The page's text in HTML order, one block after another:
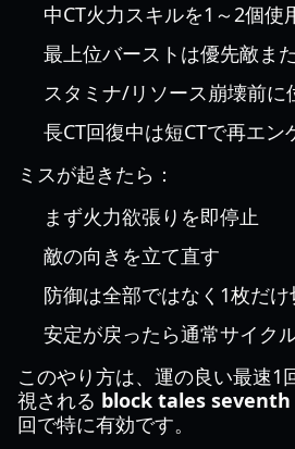
中CT火力スキルを1～2個使
最上位バーストは優先敵ま
スタミナ/リソース崩壊前に
長CT回復中は短CTで再エン
ミスが起きたら：
まず火力欲張りを即停止
敵の向きを立て直す
防御は全部ではなく1枚だけ
安定が戻ったら通常サイク
このやり方は、運の良い最速1
視される block tales
回で特に有効です。